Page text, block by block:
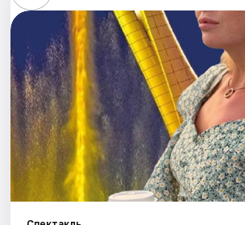
Стендап
Выставки
Квесты
Экскурсии
Спорт
События